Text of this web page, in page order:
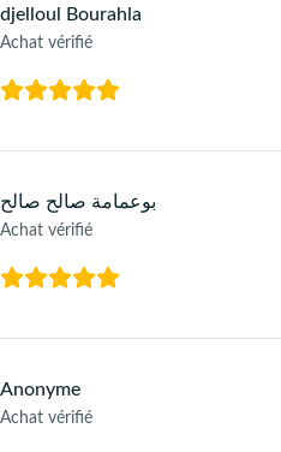
djelloul Bourahla
Achat vérifié
بوعمامة صالح صالح
Achat vérifié
Anonyme
Achat vérifié